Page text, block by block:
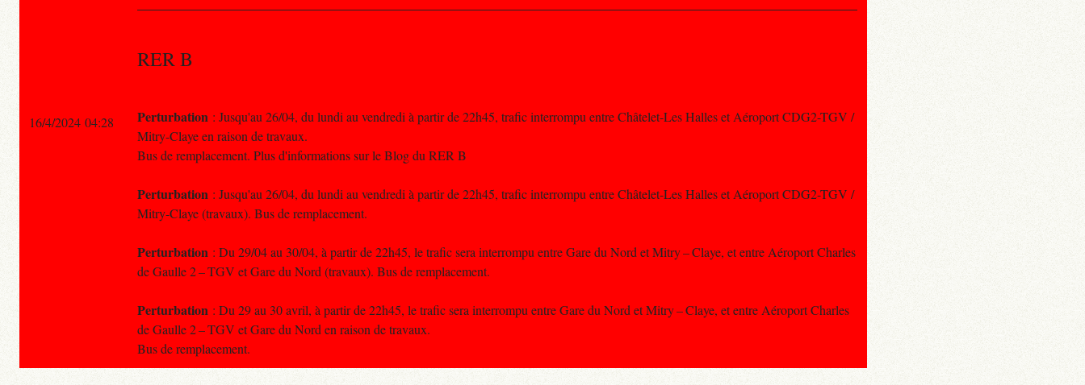
RER B
Perturbation : Jusqu'au 26/04, du lundi au vendredi à partir de 22h45, trafic interrompu entre Châtelet-Les Halles et Aéroport CDG2-TGV /
Mitry-Claye en raison de travaux.
Bus de remplacement. Plus d'informations sur le Blog du RER B
Perturbation : Jusqu'au 26/04, du lundi au vendredi à partir de 22h45, trafic interrompu entre Châtelet-Les Halles et Aéroport CDG2-TGV /
Mitry-Claye (travaux). Bus de remplacement.
Perturbation : Du 29/04 au 30/04, à partir de 22h45, le trafic sera interrompu entre Gare du Nord et Mitry – Claye, et entre Aéroport Charles
de Gaulle 2 – TGV et Gare du Nord (travaux). Bus de remplacement.
Perturbation : Du 29 au 30 avril, à partir de 22h45, le trafic sera interrompu entre Gare du Nord et Mitry – Claye, et entre Aéroport Charles
de Gaulle 2 – TGV et Gare du Nord en raison de travaux.
Bus de remplacement.
16/4/2024 04:28